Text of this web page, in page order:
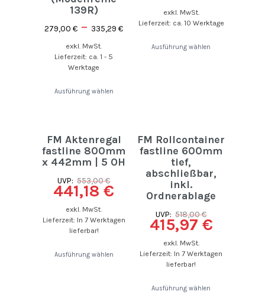
139R)
279,00€ – 335,29€
exkl. MwSt.
Lieferzeit: ca. 1 - 5
Werktage
Ausführung wählen
exkl. MwSt.
Lieferzeit: ca. 10 Werktage
Ausführung wählen
FM Aktenregal
fastline 800mm
x 442mm | 5 OH
UVP: 553,00€
441,18€
exkl. MwSt.
Lieferzeit: In 7 Werktagen
lieferbar!
Ausführung wählen
FM Rollcontainer
fastline 600mm
tief,
abschließbar,
inkl.
Ordnerablage
UVP: 518,00€
415,97 €
exkl. MwSt.
Lieferzeit: In 7 Werktagen
lieferbar!
Ausführung wählen